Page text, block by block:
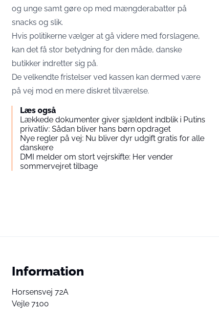
og unge samt gøre op med mængderabatter på
snacks og slik.
Hvis politikerne vælger at gå videre med forslagene,
kan det få stor betydning for den måde, danske
butikker indretter sig på.
De velkendte fristelser ved kassen kan dermed være
på vej mod en mere diskret tilværelse.
Læs også
Lækkede dokumenter giver sjældent indblik i Putins
privatliv: Sådan bliver hans børn opdraget
Nye regler på vej: Nu bliver dyr udgift gratis for alle
danskere
DMI melder om stort vejrskifte: Her vender
sommervejret tilbage
Information
Horsensvej 72A
Vejle 7100